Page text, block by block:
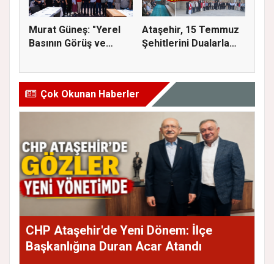
Murat Güneş: "Yerel
Basının Görüş ve
Ataşehir, 15 Temmuz
Şehitlerini Dualarla
Çok Okunan Haberler
CHP Ataşehir'de Yeni Dönem: İlçe
Başkanlığına Duran Acar Atandı